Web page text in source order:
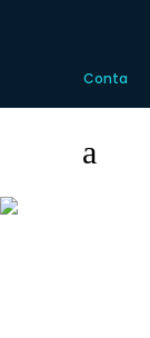
Conta